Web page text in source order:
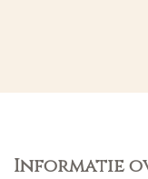
Informatie